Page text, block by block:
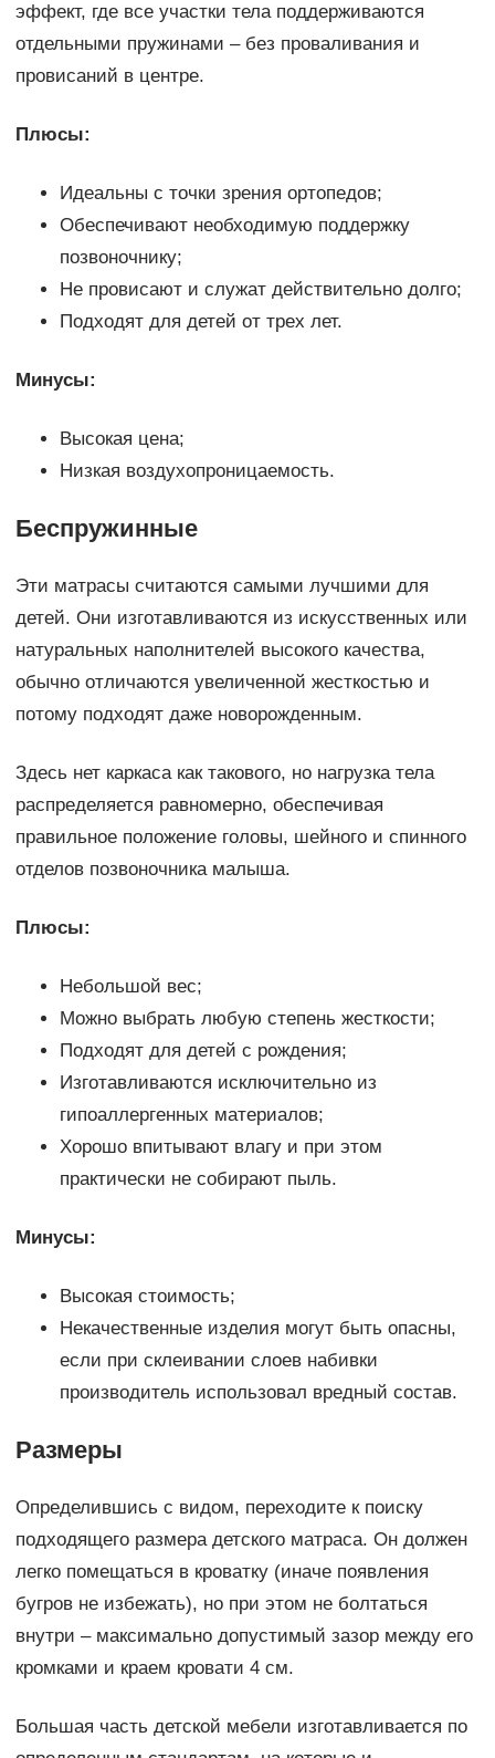
эффект, где все участки тела поддерживаются
отдельными пружинами – без проваливания и
провисаний в центре.
Плюсы:
Идеальны с точки зрения ортопедов;
Обеспечивают необходимую поддержку
позвоночнику;
Не провисают и служат действительно долго;
Подходят для детей от трех лет.
Минусы:
Высокая цена;
Низкая воздухопроницаемость.
Беспружинные
Эти матрасы считаются самыми лучшими для
детей. Они изготавливаются из искусственных или
натуральных наполнителей высокого качества,
обычно отличаются увеличенной жесткостью и
потому подходят даже новорожденным.
Здесь нет каркаса как такового, но нагрузка тела
распределяется равномерно, обеспечивая
правильное положение головы, шейного и спинного
отделов позвоночника малыша.
Плюсы:
Небольшой вес;
Можно выбрать любую степень жесткости;
Подходят для детей с рождения;
Изготавливаются исключительно из
гипоаллергенных материалов;
Хорошо впитывают влагу и при этом
практически не собирают пыль.
Минусы:
Высокая стоимость;
Некачественные изделия могут быть опасны,
если при склеивании слоев набивки
производитель использовал вредный состав.
Размеры
Определившись с видом, переходите к поиску
подходящего размера детского матраса. Он должен
легко помещаться в кроватку (иначе появления
бугров не избежать), но при этом не болтаться
внутри – максимально допустимый зазор между его
кромками и краем кровати 4 см.
Большая часть детской мебели изготавливается по